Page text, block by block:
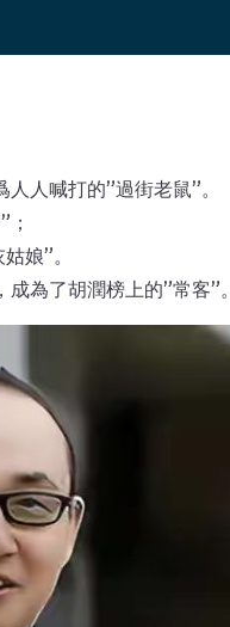
人喊打的”過街老鼠”。
娘”。
為了胡潤榜上的”常客”。